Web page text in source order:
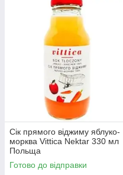
Сік прямого віджиму яблуко-
морква Vittica Nektar 330 мл
Польща
Готово до відправки